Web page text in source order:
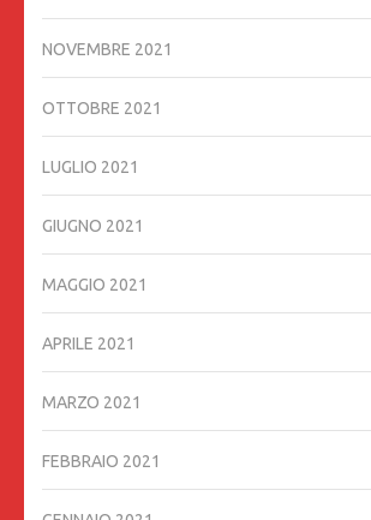
NOVEMBRE 2021
OTTOBRE 2021
LUGLIO 2021
GIUGNO 2021
MAGGIO 2021
APRILE 2021
MARZO 2021
FEBBRAIO 2021